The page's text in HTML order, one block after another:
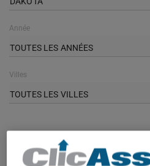
Année
TOUTES LES ANNÉES
Villes
TOUTES LES VILLES
COÛTS
DODGE DAKOTA.